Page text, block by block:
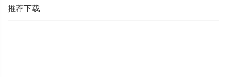
推荐下载